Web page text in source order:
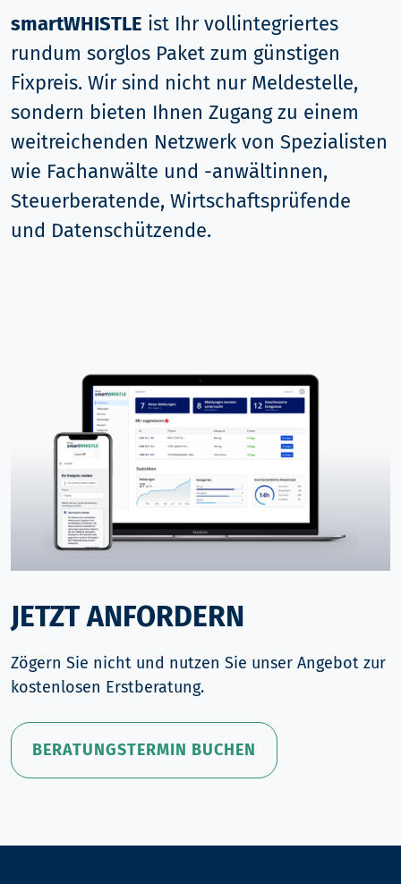
smartWHISTLE ist Ihr vollintegriertes
rundum sorglos Paket zum günstigen
Fixpreis. Wir sind nicht nur Meldestelle,
sondern bieten Ihnen Zugang zu einem
weitreichenden Netzwerk von Spezialisten
wie Fachanwälte und -anwältinnen,
Steuerberatende, Wirtschaftsprüfende
und Datenschützende.
JETZT ANFORDERN
Zögern Sie nicht und nutzen Sie unser Angebot zur
kostenlosen Erstberatung.
BERATUNGSTERMIN BUCHEN